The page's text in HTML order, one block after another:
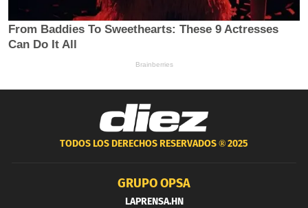
TODOS LOS DERECHOS RESERVADOS ®2025
GRUPO OPSA
LAPRENSA.HN